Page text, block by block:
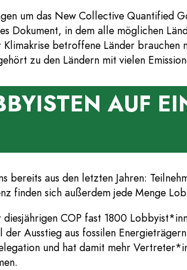
um das New Collective Quantified
Dokument, in dem alle möglichen
betroffene Länder
zu den Ländern mit vielen
AUF
bereits aus den letzten Jahren:
finden sich außerdem jede Menge
COP fast 1800
Ausstieg aus fossilen
und hat damit mehr